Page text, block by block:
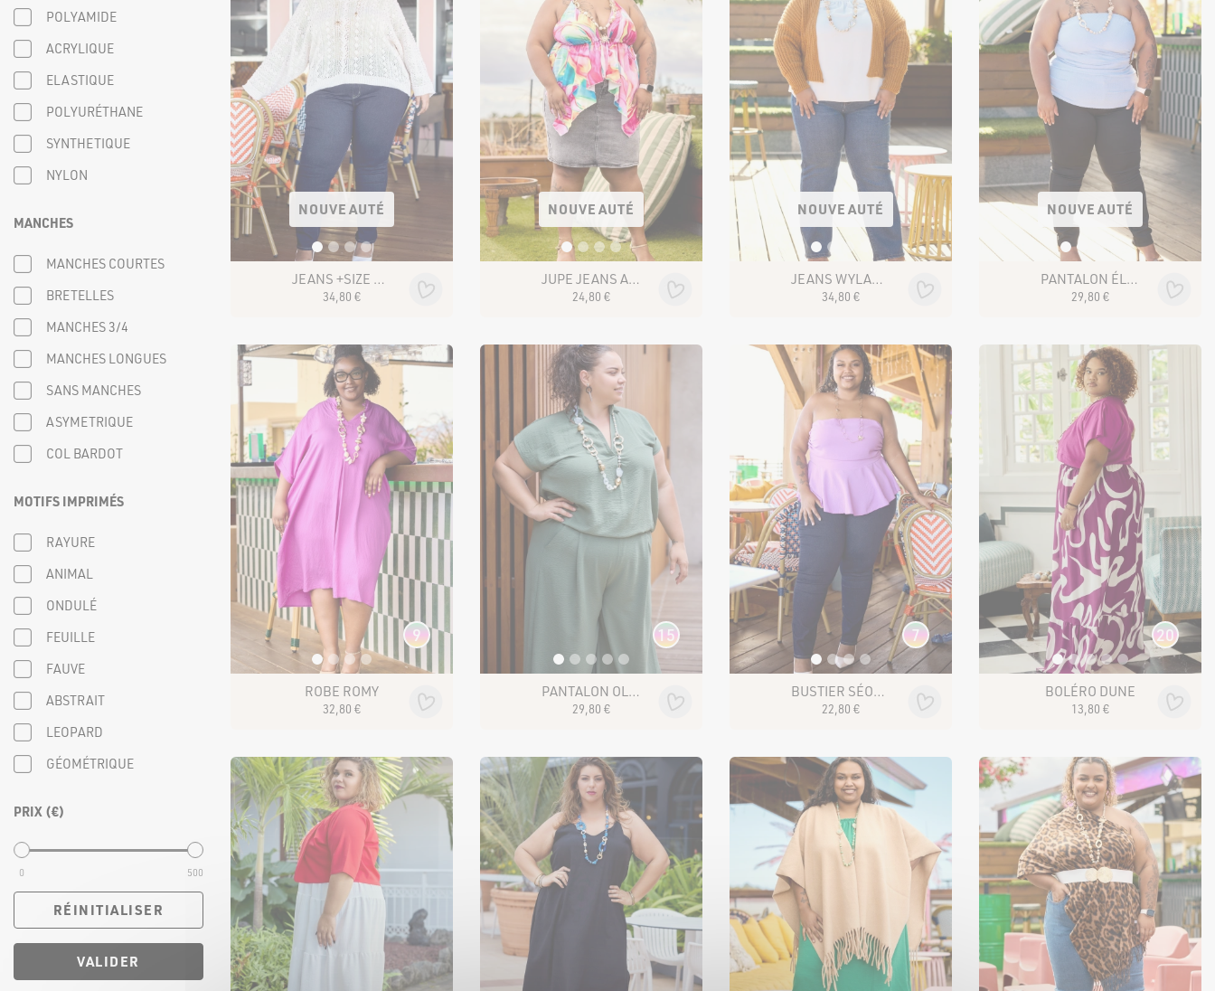
POLYAMIDE
ACRYLIQUE
ELASTIQUE
POLYURÉTHANE
SYNTHETIQUE
NYLON
MANCHES
MANCHES COURTES
BRETELLES
MANCHES 3/4
MANCHES LONGUES
SANS MANCHES
ASYMETRIQUE
COL BARDOT
MOTIFS IMPRIMÉS
RAYURE
ANIMAL
ONDULÉ
FEUILLE
FAUVE
ABSTRAIT
LEOPARD
GÉOMÉTRIQUE
PRIX (€)
0 500
RÉINITIALISER
VALIDER
NOUVEAUTÉ
JEANS +SIZE KYRO SM2140-6
34 80 €
NOUVEAUTÉ
JUPE JEANS ANOUK SM2292-2
24 80 €
NOUVEAUTÉ
JEANS WYLAN 602-3 BLEU
34 80 €
NOUVEAUTÉ
PANTALON ÉLOAN 19952-3 NOIR
29 80 €
ROBE ROMY
32 80 €
9
PANTALON OLIANA
29 80 €
15
BUSTIER SÉORINA
22 80 €
7
BOLÉRO DUNE
13 80 €
20